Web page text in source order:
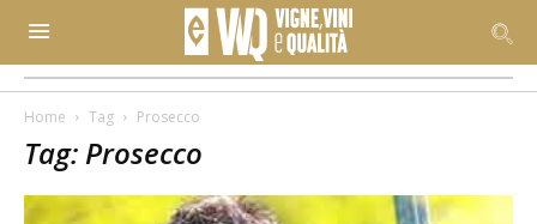
Home Tag Prosecco
Tag: Prosecco